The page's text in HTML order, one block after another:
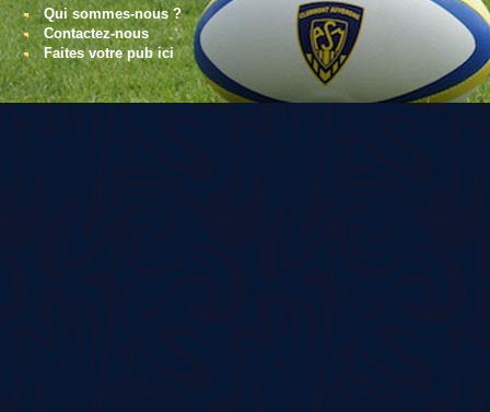
Qui sommes-nous ?
Contactez-nous
Faites votre pub ici